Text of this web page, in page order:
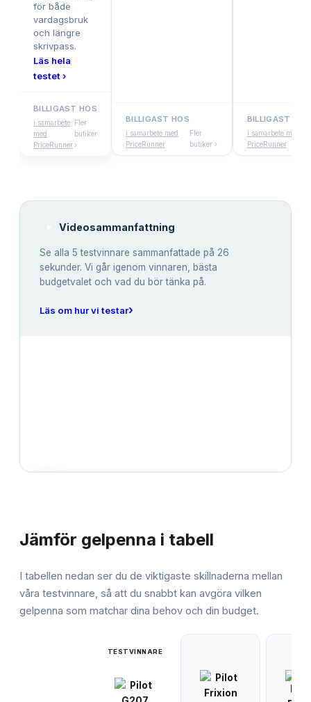
för både
vardagsbruk
och längre
skrivpass.
Läs hela
testet ›
BILLIGAST HOS
i samarbete
med
PriceRunner
Fler
butiker
›
BILLIGAST HOS
i samarbete med
PriceRunner
Fler
butiker ›
BILLIGAST HOS
i samarbete med
PriceRunner
Videosammanfattning
Se alla 5 testvinnare sammanfattade på 26
sekunder. Vi går igenom vinnaren, bästa
budgetvalet och vad du bör tänka på.
Läs om hur vi testar›
Jämför gelpenna i tabell
I tabellen nedan ser du de viktigaste skillnaderna mellan
våra testvinnare, så att du snabbt kan avgöra vilken
gelpenna som matchar dina behov och din budget.
TESTVINNARE